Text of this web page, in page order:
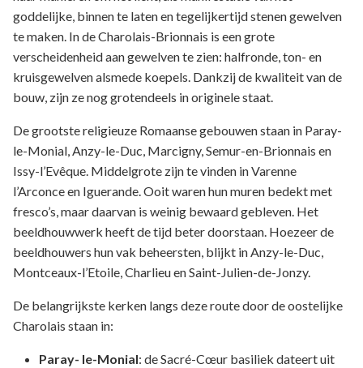
goddelijke, binnen te laten en tegelijkertijd stenen gewelven
te maken. In de Charolais-Brionnais is een grote
verscheidenheid aan gewelven te zien: halfronde, ton- en
kruisgewelven alsmede koepels. Dankzij de kwaliteit van de
bouw, zijn ze nog grotendeels in originele staat.
De grootste religieuze Romaanse gebouwen staan in Paray-
le-Monial, Anzy-le-Duc, Marcigny, Semur-en-Brionnais en
Issy-l’Evêque. Middelgrote zijn te vinden in Varenne
l’Arconce en Iguerande. Ooit waren hun muren bedekt met
fresco’s, maar daarvan is weinig bewaard gebleven. Het
beeldhouwwerk heeft de tijd beter doorstaan. Hoezeer de
beeldhouwers hun vak beheersten, blijkt in Anzy-le-Duc,
Montceaux-l’Etoile, Charlieu en Saint-Julien-de-Jonzy.
De belangrijkste kerken langs deze route door de oostelijke
Charolais staan in:
Paray- le-Monial: de Sacré-Cœur basiliek dateert uit